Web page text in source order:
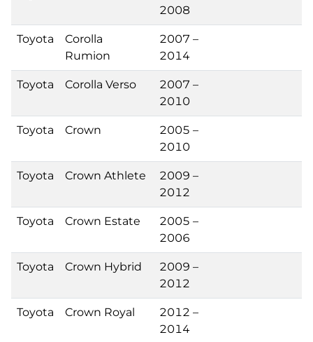
2008
Toyota
Corolla
Rumion
2007 –
2014
Toyota Corolla Verso
2007 –
2010
Toyota Crown
2005 –
2010
Toyota Crown Athlete
2009 –
2012
Toyota Crown Estate
2005 –
2006
Toyota Crown Hybrid
2009 –
2012
Toyota Crown Royal
2012 –
2014